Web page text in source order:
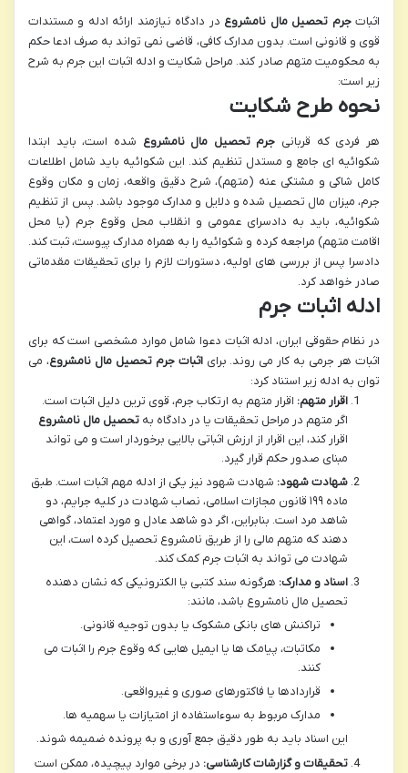
اثباتجرم تحصیل مال نامشروع در دادگاه نیازمند ارائه ادله و مستندات
قوی و قانونی است. بدون مدارک کافی، قاضی نمی تواند به صرف ادعا حکم
به محکومیت متهم صادر کند. مراحل شکایت و ادله اثبات این جرم به شرح
زیر است:
نحوه طرح شکایت
هر فردی که قربانی جرم تحصیل مال نامشروع شده است، باید ابتدا
شکوائیه ای جامع و مستدل تنظیم کند. این شکوائیه باید شامل اطلاعات
کامل شاکی و مشتکی عنه (متهم)، شرح دقیق واقعه، زمان و مکان وقوع
جرم، میزان مال تحصیل شده و دلایل و مدارک موجود باشد. پس از تنظیم
شکوائیه، باید به دادسرای عمومی و انقلاب محل وقوع جرم (یا محل
اقامت متهم) مراجعه کرده و شکوائیه را به همراه مدارک پیوست، ثبت کند.
دادسرا پس از بررسی های اولیه، دستورات لازم را برای تحقیقات مقدماتی
صادر خواهد کرد.
ادله اثبات جرم
در نظام حقوقی ایران، ادله اثبات دعوا شامل موارد مشخصی است که برای
اثبات هر جرمی به کار می روند. برایاثبات جرم تحصیل مال نامشروع، می
توان به ادله زیر استناد کرد:
اقرار متهم: اقرار متهم به ارتکاب جرم، قوی ترین دلیل اثبات است.
اگر متهم در مراحل تحقیقات یا در دادگاه به تحصیل مال نامشروع
اقرار کند، این اقرار از ارزش اثباتی بالایی برخوردار است و می تواند
مبنای صدور حکم قرار گیرد.
شهادت شهود: شهادت شهود نیز یکی از ادله مهم اثبات است. طبق
ماده ۱۹۹ قانون مجازات اسلامی، نصاب شهادت در کلیه جرایم، دو
شاهد مرد است. بنابراین، اگر دو شاهد عادل و مورد اعتماد، گواهی
دهند که متهم مالی را از طریق نامشروع تحصیل کرده است، این
شهادت می تواند به اثبات جرم کمک کند.
اسناد و مدارک: هرگونه سند کتبی یا الکترونیکی که نشان دهنده
تحصیل مال نامشروع باشد، مانند:
تراکنش های بانکی مشکوک یا بدون توجیه قانونی.
مکاتبات، پیامک ها یا ایمیل هایی که وقوع جرم را اثبات می
کنند.
قراردادها یا فاکتورهای صوری و غیرواقعی.
مدارک مربوط به سوءاستفاده از امتیازات یا سهمیه ها.
این اسناد باید به طور دقیق جمع آوری و به پرونده ضمیمه شوند.
تحقیقات و گزارشات کارشناسی: در برخی موارد پیچیده، ممکن است